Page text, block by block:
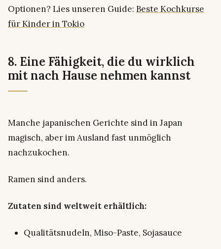
Optionen? Lies unseren Guide: Beste Kochkurse
für Kinder in Tokio
8. Eine Fähigkeit, die du wirklich
mit nach Hause nehmen kannst
Manche japanischen Gerichte sind in Japan
magisch, aber im Ausland fast unmöglich
nachzukochen.
Ramen sind anders.
Zutaten sind weltweit erhältlich:
Qualitätsnudeln, Miso-Paste, Sojasauce